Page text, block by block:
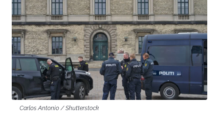
Carlos Antonio / Shutterstock